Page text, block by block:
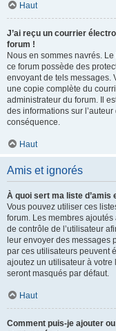
Haut
J’ai reçu un courrier
forum !
Nous en sommes navrés.
ce forum possède des
envoyant de tels messages.
une copie complète du
administrateur du forum. Il
des informations sur
conséquence.
Haut
Amis et ignorés
À quoi sert ma liste d’amis
Vous pouvez utiliser ces
forum. Les membres
de contrôle de l’utilisateur
leur envoyer des messages
par ces utilisateurs peuvent
ajoutez un utilisateur à votre
seront masqués par défaut.
Haut
Comment puis-je ajouter